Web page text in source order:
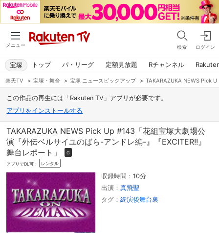
メニュー 検索 ログイン
トップ パ・リーグ 定額見放題 Rチャンネル
宝塚
楽天TV > 宝塚・舞台 > 宝塚 ニュースピックアップ > TAKARAZUKA NEWS Pick
この作品の再生には「Rakuten TV」アプリが必要です。
アプリをインストールする
TAKARAZUKA NEWS Pick Up #143「花組宝塚大劇場公
演『外伝ベルサイユのばら-アンドレ編-』『EXCITER!!』
舞台レポート」
G
アプリでDL可： レンタル
収録時間：10分
出演：真飛聖
タグ：終演後舞台裏